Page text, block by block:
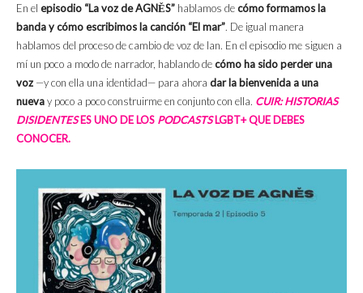
En el episodio “La voz de AGNĚS” hablamos decómo formamos la
banda ycómo escribimos la canción “El mar”. De igual manera
hablamos del proceso de cambio de voz de Ian. En el episodio me siguen a
mí un poco a modo de narrador, hablando decómo ha sido perder una
voz —y con ella una identidad— para ahora dar la bienvenida a una
nuevay poco a poco construirme en conjunto con ella. CUIR: HISTORIAS
DISIDENTESES UNO DE LOS PODCASTSLGBT+ QUE DEBES
CONOCER.